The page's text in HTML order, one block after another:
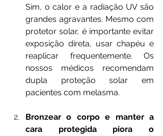
Sim, o calor e a radiação UV são
grandes agravantes. Mesmo com
protetor solar, é importante evitar
exposição direta, usar chapéu e
reaplicar frequentemente. Os
nossos médicos recomendam
dupla proteção solar em
pacientes com melasma.
Bronzear o corpo e manter a
cara protegida piora o